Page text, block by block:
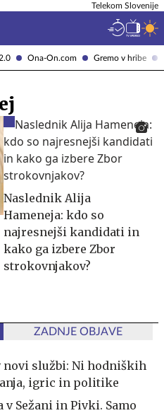
Ona-On.com Gremo v hribe
Telekom Slovenije
Naslednik Alija
Hameneja: kdo so
najresnejši kandidati in
kako ga izbere Zbor
strokovnjakov?
ZADNJE OBJAVE
novi službi: Ni hodniških
igric in politike
v Sežani in Pivki. Samo